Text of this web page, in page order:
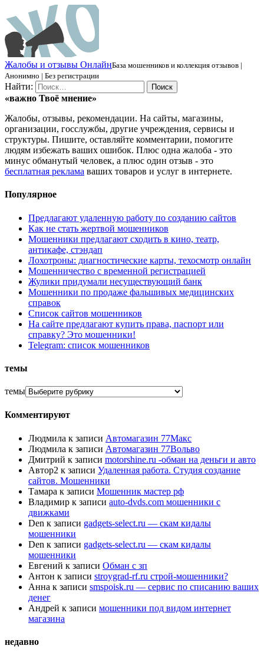
Жалобы и отзывы ОнлайнБаза мошенников и коллекция отзывов |
Анонимно | Без регистрации
Найти:
«важно Твоё мнение»
Жалобы, отзывы, рекомендации. На сайты, магазины,
организации, госслужбы, другие учреждения, сервисы и
структуры. Пишите, оставляйте комментарии, помогите
людям избежать ваших ошибок. Плюс одна жалоба - это
минус обманутый человек, а плюс один отзыв - это
бесплатная реклама ваших товаров и услуг в интернете.
Популярное
Предлагают удаленную работу по созданию сайтов
Как не стать жертвой мошенников
Мошенники предлагают сходить в кино, театр,
антикафе, стэндап
Лохотроны: диагностические карты, техосмотр онлайн
Мошенничество с временной регистрацией
Жулики придумали несуществующий банк
Мошенники по продаже фальшивых медицинских
справок
Список сайтов мошенников
На сайте предлагают купить права, паспорт или
справку? Это мошенники!
Telegram: список мошенников
темы
темы
Комментируют
Людмила к записи Автомагазин 77Макс
Людмила к записи Автомагазин 77Вольво
Дмитрий к записи motorshine.ru -обман на деньги и авто
Автор2 к записи Удаленная работа. Студия создание
сайтов. Мошенники
Тамара к записи Мошенник мастер рф
Владимир к записи auto-dvds.com мошенники с
движками
Den к записи gadgets-select.ru — скам кидалы
мошенники
Den к записи gadgets-select.ru — скам кидалы
мошенники
Евгений к записи Обман с зп
Антон к записи stroygrad-rf.ru строй-мошенники?
Анна к записи smspoisk.ru — сервис по списанию ваших
денег
Андрей к записи мошенники под видом интернет
магазина
недавно